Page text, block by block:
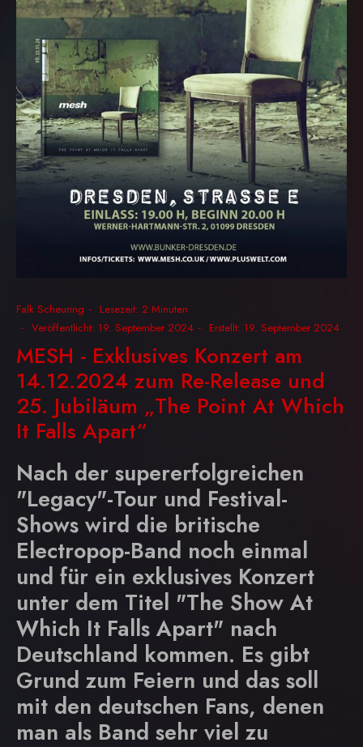
Falk Scheuring
Lesezeit: 2 Minuten
Veröffentlicht: 19. September 2024
Erstellt: 19. September 2024
MESH - Exklusives Konzert am
14.12.2024 zum Re-Release und
25. Jubiläum „The Point At Which
It Falls Apart“
Nach der supererfolgreichen
"Legacy"-Tour und Festival-
Shows wird die britische
Electropop-Band noch einmal
und für ein exklusives Konzert
unter dem Titel "The Show At
Which It Falls Apart" nach
Deutschland kommen. Es gibt
Grund zum Feiern und das soll
mit den deutschen Fans, denen
man als Band sehr viel zu